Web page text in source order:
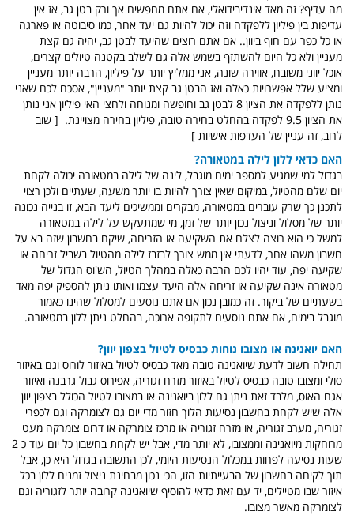
מה עדיף? זה מאד אינדיבידואלי, אם אתם מחפשים אך ורק בטן גב, אז אין
עדיפות בין פיליון ללפקדה וזה יכול להיות גם יעד אחר, כמו סיבוטה או פארגה
או כל כפר עם חוף ביוון.. אם אתם רוצים שהיעד לבטן גב, יהיה גם קצת
מעניין ולא כל היום להשתזף בשמש אלה גם לשלב בקטנה טיולים קצרים,
אוכל יווני משובח, אווירה שונה, אני ממליץ יותר על פיליון, הרבה יותר מעניין
ומציע שלל אפשרויות כאלה ואז הבטן גב קצת יותר "מעניין", אסכם לכם שאני
נותן ללפקדה את הציון 8 לבטן גב וחופשה ומנוחה ולחצי האי פיליון אני נותן
את הציון 9.5 לפקדה בהחלט בחירה טובה, פיליון בחירה מצויינת. [ שוב
לרוב, זה עניין של העדפות אישיות ]
האם כדאי ללון לילה במטאורה?
בגדול למי שמגיע למספר ימים מוגבל, לינה של לילה במטאורה יכולה לקחת
יום שלם מהטיול, במיקום שאין צורך להיות בו יותר משעה, שעתיים ולכן רצוי
לתכנן כך שרק עוברים במטאורה, מבקרים וממשיכים ליעד הבא, זו בנייה נכונה
יותר של מסלול וניצול נכון יותר של זמן, מי שמתעקש על לילה במטאורה
למשל כי הוא רוצה לצלם את השקיעה או הזריחה, שיקח בחשבון שזה בא על
חשבון משהו אחר, לדעתי אין ממש צורך לבזבז לילה מהטיול בשביל זריחה או
שקיעה יפה, עוד יהיו לכם הרבה כאלה במהלך הטיול, הש'וס הגדול של
מטאורה אינה שקיעה או זריחה אלה היעד עצמו ואותו ניתן להספיק יפה מאד
בשעתיים של ביקור. זה כמובן נכון אם אתם נוסעים למסלול שהינו כאמור
מוגבל בימים, אם אתם נוסעים לתקופה ארוכה, בהחלט ניתן ללון במטאורה.
האם יואנינה או מצובו נוחות כבסיס לטיול בצפון יוון?
תחילה חשוב לדעת שיואנינה טובה מאד כבסיס לטיול באיזור לורוס וגם באיזור
סולי ומצובו טובה כבסיס לטיול באיזור מזרח זגוריה, אפירוס גבול גרבנה ואיזור
אגם האוס, מלבד זאת ניתן גם ללון ביואנינה או במצובו לטיול הכולל בצפון יוון
אלה שיש לקחת בחשבון נסיעות הלוך חזור מדי יום גם לצומרקה וגם לכפרי
זגוריה, מערב זגוריה, או מזרח זגוריה או מרכז צומרקה או דרום צומרקה מעט
מרוחקות מיואנינה וממצובו, לא יותר מדי, אבל יש לקחת בחשבון כל יום עוד כ 2
שעות נסיעה לפחות במכלול הנסיעות היומי, לכן התשובה בגדול היא כן, אבל
תוך לקיחה בחשבון של הבעייתיות הזו, הכי נכון מבחינת ניצול זמנים ללון בכל
איזור שבו מטיילים, יד עם זאת כדאי להוסיף שיואנינה קרובה יותר לזגוריה וגם
לצומרקה מאשר מצובו.